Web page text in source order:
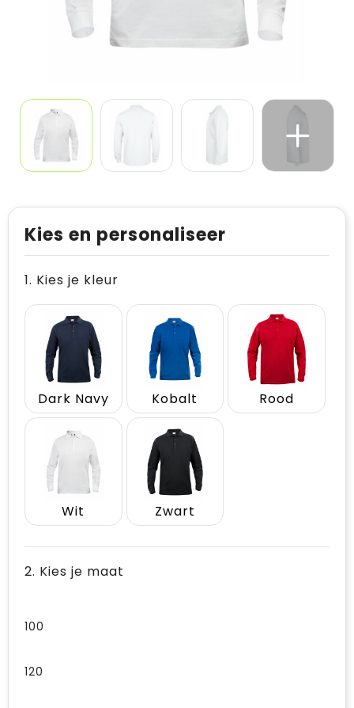
Kies en personaliseer
1. Kies je kleur
Dark Navy Kobalt Rood
Wit Zwart
2. Kies je maat
100
120